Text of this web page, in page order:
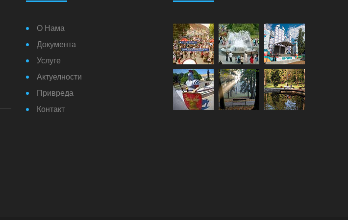
О Нама
Документа
Услуге
Актуелности
Привреда
Контакт